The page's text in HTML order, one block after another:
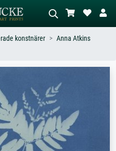
abstrakt med mycket rött, mörk
oljemålning, stående naken bredvid ett
träd.
konstnärer
Anna Atkins